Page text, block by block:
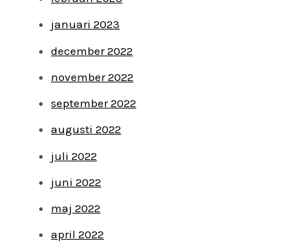
januari 2023
december 2022
november 2022
september 2022
augusti 2022
juli 2022
juni 2022
maj 2022
april 2022